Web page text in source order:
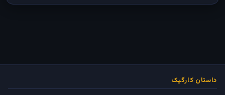
داستان کارگیک